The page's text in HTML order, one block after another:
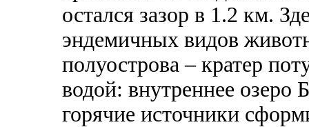
остался зазор в 1.2 км.
эндемичных видов
полуострова – кратер
водой: внутреннее озеро
горячие источники